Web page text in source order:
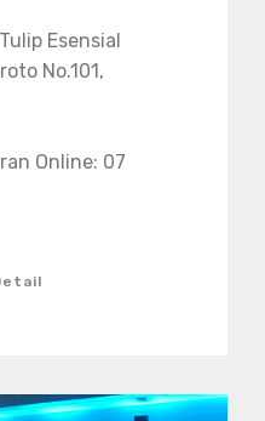
Esensial
No.101,
Online: 07